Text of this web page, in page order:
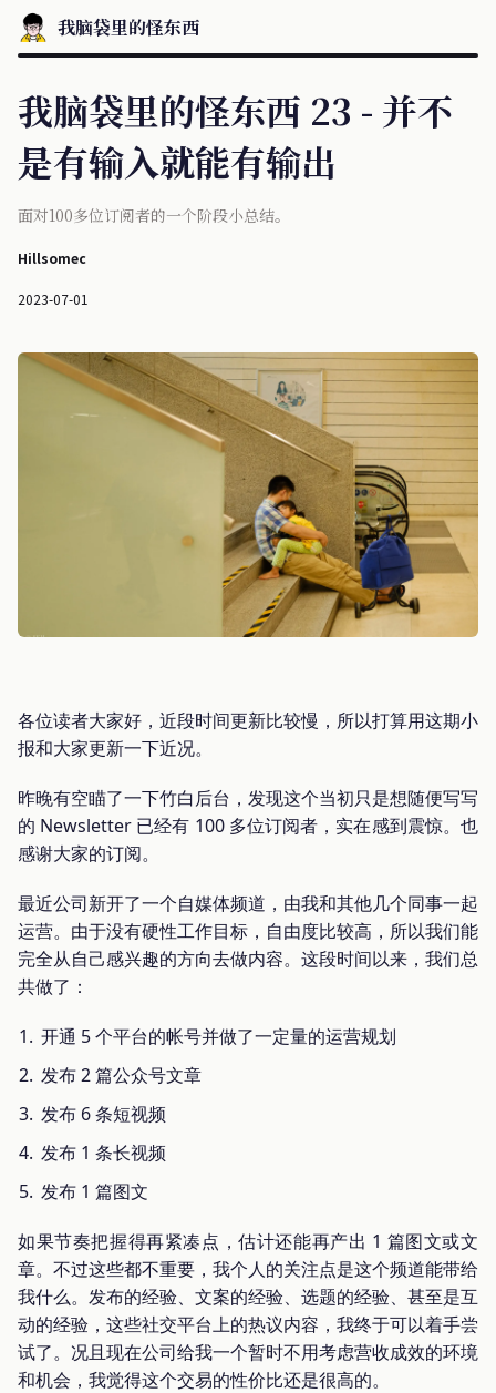
我脑袋里的怪东西
我脑袋里的怪东西 23 - 并不
是有输入就能有输出
面对100多位订阅者的一个阶段小总结。
Hillsomec
2023-07-01
各位读者大家好，近段时间更新比较慢，所以打算用这期小
报和大家更新一下近况。
昨晚有空瞄了一下竹白后台，发现这个当初只是想随便写写
的 Newsletter 已经有 100 多位订阅者，实在感到震惊。也
感谢大家的订阅。
最近公司新开了一个自媒体频道，由我和其他几个同事一起
运营。由于没有硬性工作目标，自由度比较高，所以我们能
完全从自己感兴趣的方向去做内容。这段时间以来，我们总
共做了：
开通 5 个平台的帐号并做了一定量的运营规划
发布 2 篇公众号文章
发布 6 条短视频
发布 1 条长视频
发布 1 篇图文
如果节奏把握得再紧凑点，估计还能再产出 1 篇图文或文
章。不过这些都不重要，我个人的关注点是这个频道能带给
我什么。发布的经验、文案的经验、选题的经验、甚至是互
动的经验，这些社交平台上的热议内容，我终于可以着手尝
试了。况且现在公司给我一个暂时不用考虑营收成效的环境
和机会，我觉得这个交易的性价比还是很高的。